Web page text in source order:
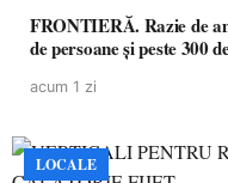
FRONTIERĂ. Razie de
de persoane și peste 300
acum 1 zi
LOCALE